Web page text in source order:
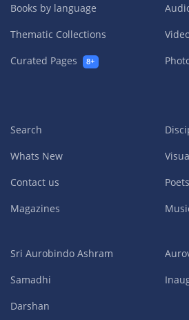
Books by language
Thematic Collections
Curated Pages
8+
Search
Whats New
Contact us
Magazines
Poets
Sri Aurobindo Ashram
Samadhi
Darshan